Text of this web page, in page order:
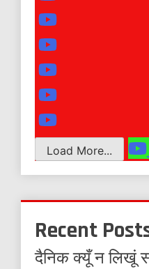
Load More...
Recent
दैनिक क्यूँ न लिखूं